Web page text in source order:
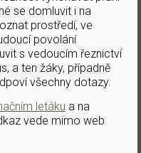
se domluvit i na
prostředí, ve
povolání
s vedoucím řeznictví
a ten žáky, případně
všechny dotazy.
letáku a na
vede mimo web